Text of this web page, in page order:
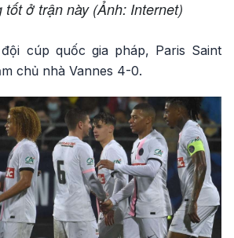
tốt ở trận này (Ảnh: Internet)
cúp quốc gia pháp, Paris Saint
chủ nhà Vannes 4-0.